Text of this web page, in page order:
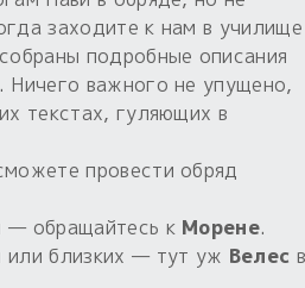
заходите к нам в училище
подробные описания
важного не упущено,
текстах, гуляющих в
провести обряд
— обращайтесь к Морене.
близких — тут уж Велес